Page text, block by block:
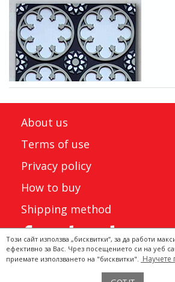
About us
Terms of use
Privacy policy
How to buy
Shipping method
Този сайт използва „бисквитки“, за да работи
ефективно за Вас. Чрез посещението си на уеб
приемате използването на "бисквитки".
Научете